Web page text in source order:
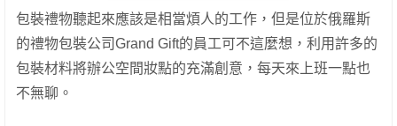
包裝禮物聽起來應該是相當煩人的工作，但是位於俄羅斯
的禮物包裝公司Grand Gift的員工可不這麼想，利用許多的
包裝材料將辦公空間妝點的充滿創意，每天來上班一點也
不無聊。